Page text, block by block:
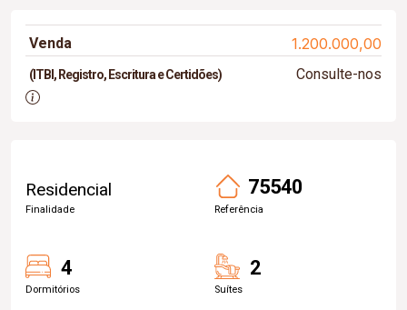
Venda 1.200.000,00
(ITBI, Registro, Escritura e Certidões) Consulte-nos
Residencial
Finalidade
75540
Referência
4
Dormitórios
2
Suítes